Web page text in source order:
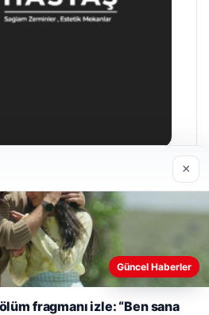
daha iyi anlayabilmek,
ve geliştirmek amacıyla çerezler
×
Güncel Haberler
fragmanı izle: “Ben sana